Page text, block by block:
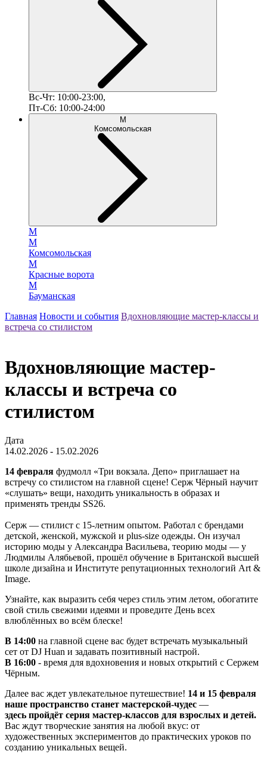
Вс-Чт: 10:00-23:00,
Пт-Сб: 10:00-24:00
М
Комсомольская
М
М
Комсомольская
М
Красные ворота
М
Бауманская
Главная Новости и события Вдохновляющие мастер-классы и
встреча со стилистом
Вдохновляющие мастер-
классы и встреча со
стилистом
Дата
14.02.2026 - 15.02.2026
14 февраля фудмолл «Три вокзала. Депо» приглашает на
встречу со стилистом на главной сцене! Серж Чёрный научит
«слушать» вещи, находить уникальность в образах и
применять тренды SS26.
Серж — стилист с 15-летним опытом. Работал с брендами
детской, женской, мужской и plus-size одежды. Он изучал
историю моды у Александра Васильева, теорию моды — у
Людмилы Алябьевой, прошёл обучение в Британской высшей
школе дизайна и Институте репутационных технологий Art &
Image.
Узнайте, как выразить себя через стиль этим летом, обогатите
свой стиль свежими идеями и проведите День всех
влюблённых во всём блеске!
В 14:00 на главной сцене вас будет встречать музыкальный
сет от DJ Huan и задавать позитивный настрой.
В 16:00 - время для вдохновения и новых открытий с Сержем
Чёрным.
Далее вас ждет увлекательное путешествие! 14 и 15 февраля
наше пространство станет мастерской-чудес —
здесь пройдёт серия мастер‑классов для взрослых и детей.
Вас ждут творческие занятия на любой вкус: от
художественных экспериментов до практических уроков по
созданию уникальных вещей.